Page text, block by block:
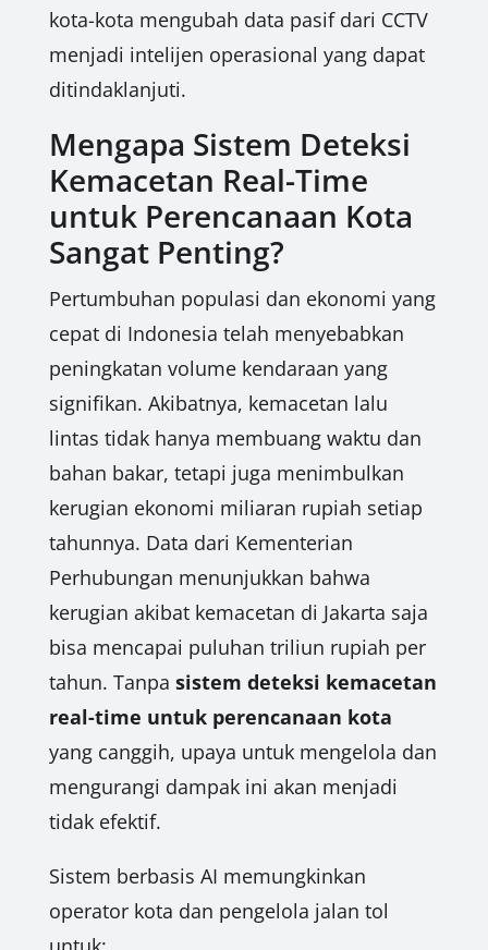
kota-kota mengubah data pasif dari CCTV
menjadi intelijen operasional yang dapat
ditindaklanjuti.
Mengapa Sistem Deteksi
Kemacetan Real-Time
untuk Perencanaan Kota
Sangat Penting?
Pertumbuhan populasi dan ekonomi yang
cepat di Indonesia telah menyebabkan
peningkatan volume kendaraan yang
signifikan. Akibatnya, kemacetan lalu
lintas tidak hanya membuang waktu dan
bahan bakar, tetapi juga menimbulkan
kerugian ekonomi miliaran rupiah setiap
tahunnya. Data dari Kementerian
Perhubungan menunjukkan bahwa
kerugian akibat kemacetan di Jakarta saja
bisa mencapai puluhan triliun rupiah per
tahun. Tanpa sistem deteksi kemacetan
real-time untuk perencanaan kota
yang canggih, upaya untuk mengelola dan
mengurangi dampak ini akan menjadi
tidak efektif.
Sistem berbasis AI memungkinkan
operator kota dan pengelola jalan tol